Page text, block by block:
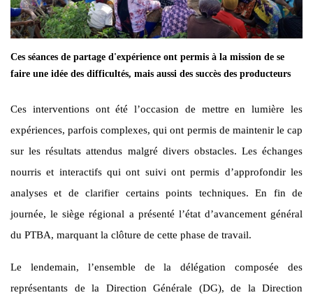
Ces séances de partage d'expérience ont permis à la mission de se
faire une idée des difficultés, mais aussi des succès des producteurs
Ces interventions ont été l’occasion de mettre en lumière les
expériences, parfois complexes, qui ont permis de maintenir le cap
sur les résultats attendus malgré divers obstacles. Les échanges
nourris et interactifs qui ont suivi ont permis d’approfondir les
analyses et de clarifier certains points techniques. En fin de
journée, le siège régional a présenté l’état d’avancement général
du PTBA, marquant la clôture de cette phase de travail.
Le lendemain, l’ensemble de la délégation composée des
représentants de la Direction Générale (DG), de la Direction